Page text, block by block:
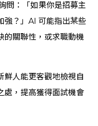
問：「如果你是招募主
強？」AI 可能指出某些
的關聯性，或求職動機
鮮人能更客觀地檢視自
處，提高獲得面試機會